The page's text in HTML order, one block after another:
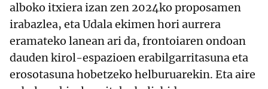
alboko itxiera izan zen 2024ko proposamen
irabazlea, eta Udala ekimen hori aurrera
eramateko lanean ari da, frontoiaren ondoan
dauden kirol-espazioen erabilgarritasuna eta
erosotasuna hobetzeko helburuarekin. Eta aire